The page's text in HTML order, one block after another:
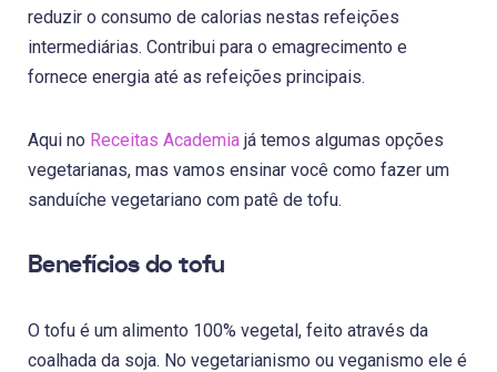
reduzir o consumo de calorias nestas refeições
intermediárias. Contribui para o emagrecimento e
fornece energia até as refeições principais.
Aqui no Receitas Academia já temos algumas opções
vegetarianas, mas vamos ensinar você como fazer um
sanduíche vegetariano com patê de tofu.
Benefícios do tofu
O tofu é um alimento 100% vegetal, feito através da
coalhada da soja. No vegetarianismo ou veganismo ele é